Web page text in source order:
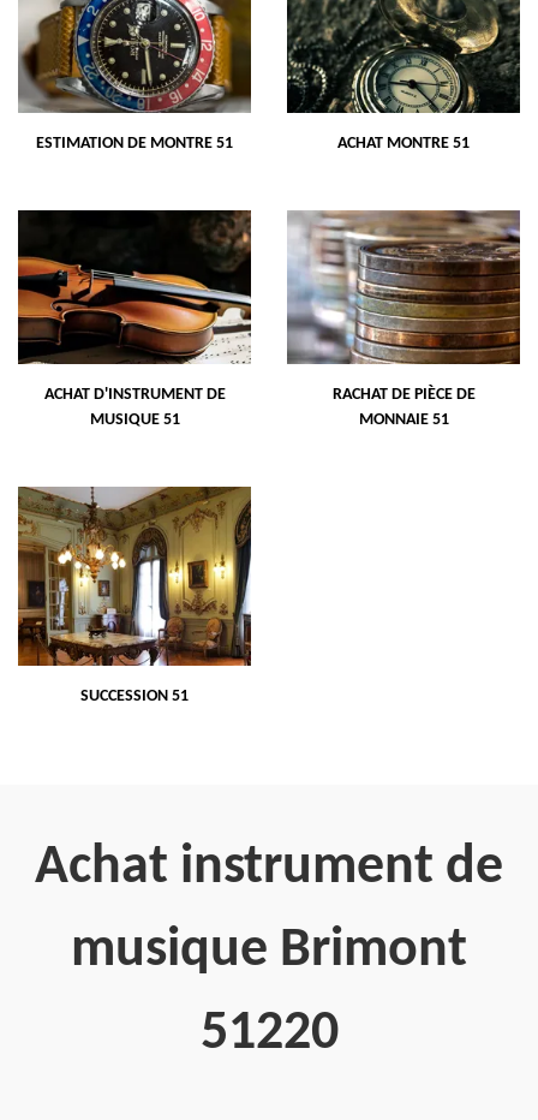
ESTIMATION DE MONTRE 51 ACHAT MONTRE 51
ACHAT D'INSTRUMENT DE
MUSIQUE 51
RACHAT DE PIÈCE DE
MONNAIE 51
SUCCESSION 51
Achat instrument de
musique Brimont
51220